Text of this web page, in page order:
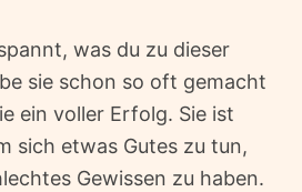
was du zu dieser
sie schon so oft gemacht
ein voller Erfolg. Sie ist
sich etwas Gutes zu tun,
Gewissen zu haben.